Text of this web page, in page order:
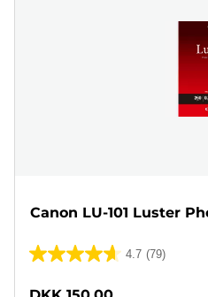
Canon LU-101 Luster
4.7 (79)
4.7